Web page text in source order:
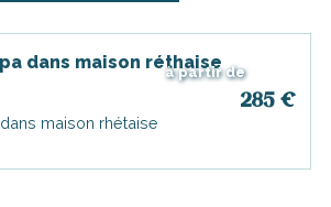
à partir de
285 €
dans maison réthaise
maison rhétaise